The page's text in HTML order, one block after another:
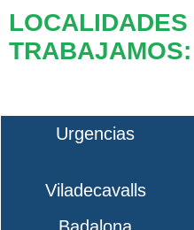
TRABAJAMOS:
Urgencias
Viladecavalls